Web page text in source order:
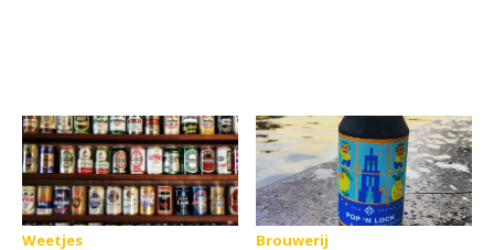
Weetjes
Brouwerij